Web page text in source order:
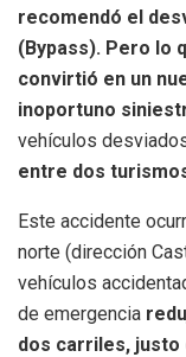
recomendó el
(Bypass). Pero lo
convirtió en un
inoportuno
vehículos
entre dos
Este accidente
norte (dirección
vehículos
de emergencia
dos carriles, justo